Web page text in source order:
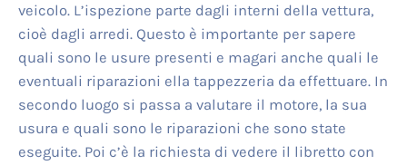
veicolo. L’ispezione parte dagli interni della vettura,
cioè dagli arredi. Questo è importante per sapere
quali sono le usure presenti e magari anche quali le
eventuali riparazioni ella tappezzeria da effettuare. In
secondo luogo si passa a valutare il motore, la sua
usura e quali sono le riparazioni che sono state
eseguite. Poi c’è la richiesta di vedere il libretto con